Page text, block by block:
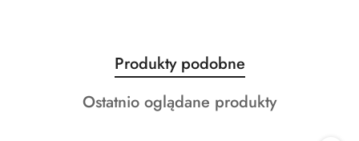
Pomiń karuzelę produktów
Produkty
o
statusie:
Produkty podobne
Produkty
Ostatnio oglądane produkty